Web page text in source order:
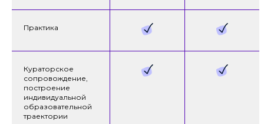
Практика
Кураторское
сопровождение,
построение
индивидуальной
образовательной
траектории
+7